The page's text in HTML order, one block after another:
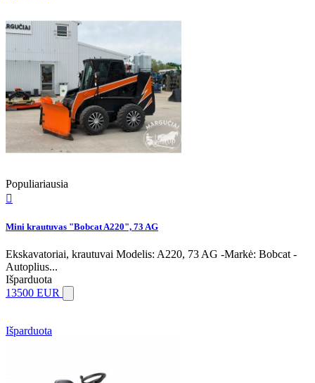
Populiariausia

Mini krautuvas "Bobcat A220", 73 AG
Ekskavatoriai, krautuvai Modelis: A220, 73 AG -Markė: Bobcat -
Autoplius...
Išparduota
13500 EUR
Išparduota